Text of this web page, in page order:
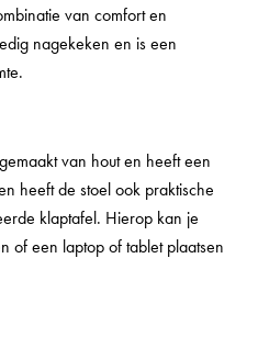
van comfort en
nagekeken en is een
van hout en heeft een
heeft de stoel ook praktische
klaptafel. Hierop kan je
of een laptop of tablet plaatsen